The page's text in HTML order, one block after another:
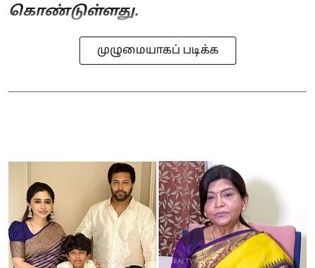
கொண்டுள்ளது.
முழுமையாகப் படிக்க